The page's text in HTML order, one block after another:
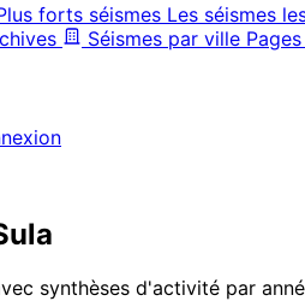
forts séismes Les séismes
Séismes par ville
synthèses d'activité par